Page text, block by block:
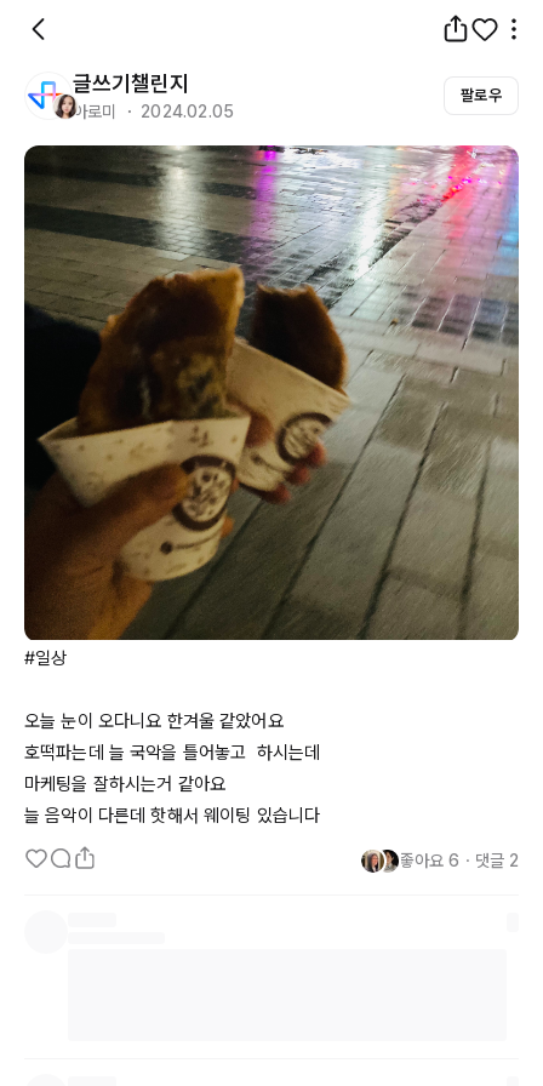
글쓰기챌린지
아로미 ・ 2024.02.05
팔로우
#일상
오늘 눈이 오다니요 한겨울 같았어요
호떡파는데 늘 국악을 틀어놓고  하시는데
마케팅을 잘하시는거 같아요
늘 음악이 다른데 핫해서 웨이팅 있습니다
좋아요 6 ・ 댓글 2